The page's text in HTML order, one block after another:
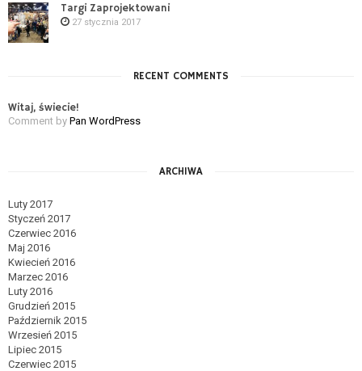
Targi Zaprojektowani
27 stycznia 2017
RECENT COMMENTS
Witaj, świecie!
Comment by Pan WordPress
ARCHIWA
Luty 2017
Styczeń 2017
Czerwiec 2016
Maj 2016
Kwiecień 2016
Marzec 2016
Luty 2016
Grudzień 2015
Październik 2015
Wrzesień 2015
Lipiec 2015
Czerwiec 2015